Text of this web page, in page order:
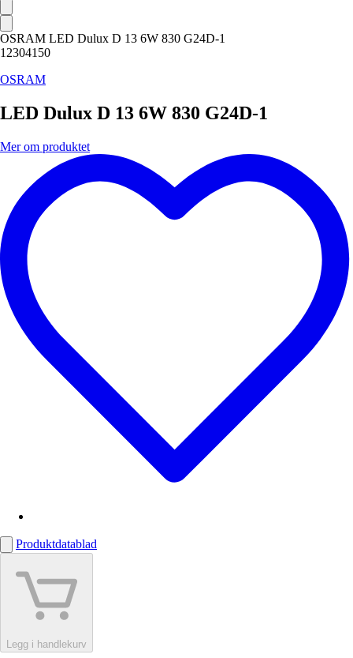
OSRAM LED Dulux D 13 6W 830 G24D-1
12304150
OSRAM
LED Dulux D 13 6W 830 G24D-1
Mer om produktet
Produktdatablad
Legg i handlekurv